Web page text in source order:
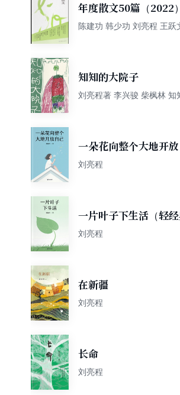
年度散文50篇（2022
陈建功 韩少功 刘亮程 王跃
知知的大院子
刘亮程著 李兴骏 柴枫林
一朵花向整个大地开放
（轻经典）
刘亮程
一片叶子下生活（轻经
刘亮程
在新疆
刘亮程
长命
刘亮程